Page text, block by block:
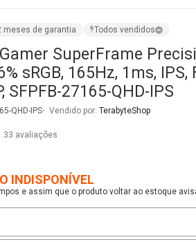
meses de garantia Todos vendidos
SuperFrame
sRGB, 165Hz, 1ms, IPS,
SFPFB-27165-QHD-IPS
QHD-IPS Vendido por: TerabyteShop
33 avaliações
INDISPONÍVEL
e assim que o produto voltar ao estoque